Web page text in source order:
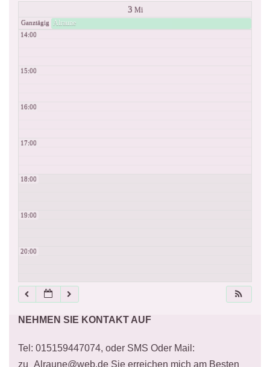
3 Mi
Ganztägig Alraune
14:00
15:00
16:00
17:00
18:00
19:00
20:00
21:00
22:00
23:00
NEHMEN SIE KONTAKT AUF
Tel: 015159447074, oder SMS Oder Mail:
zu_Alraune@web.de Sie erreichen mich am Besten